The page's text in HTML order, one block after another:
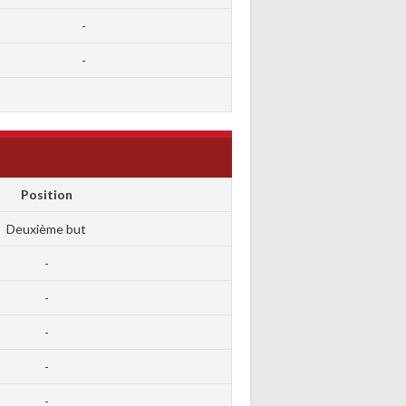
-
-
Position
Deuxième but
-
-
-
-
-